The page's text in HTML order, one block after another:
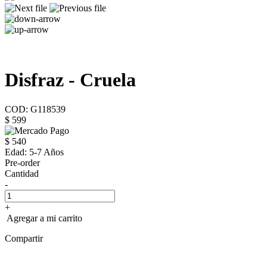
Disfraz - Cruela
COD: G118539
$ 599
$ 540
Edad: 5-7 Años
Pre-order
Cantidad
-
+
Agregar a mi carrito
Compartir